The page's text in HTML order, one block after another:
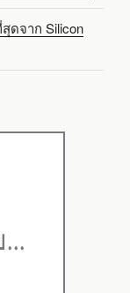
ดจาก Silicon